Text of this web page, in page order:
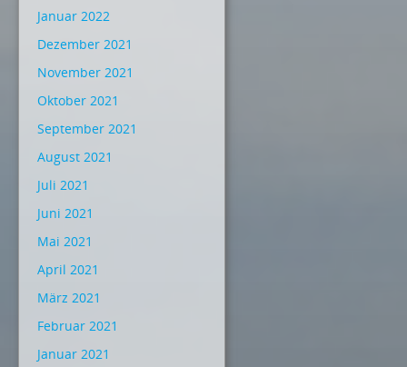
Januar 2022
Dezember 2021
November 2021
Oktober 2021
September 2021
August 2021
Juli 2021
Juni 2021
Mai 2021
April 2021
März 2021
Februar 2021
Januar 2021